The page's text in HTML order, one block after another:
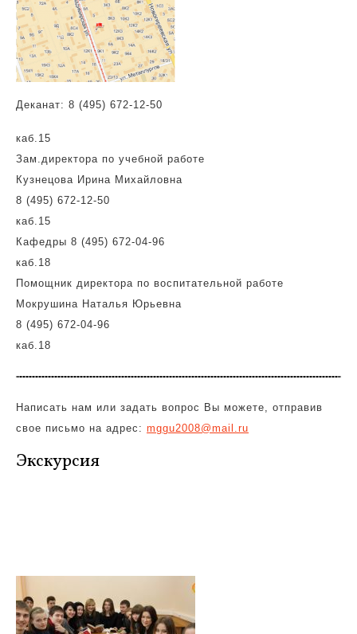
Деканат: 8 (495) 672-12-50
каб.15
Зам.директора по учебной работе
Кузнецова Ирина Михайловна
8 (495) 672-12-50
каб.15
Кафедры 8 (495) 672-04-96
каб.18
Помощник директора по воспитательной работе
Мокрушина Наталья Юрьевна
8 (495) 672-04-96
каб.18
Написать нам или задать вопрос Вы можете, отправив
свое письмо на адрес: mggu2008@mail.ru
Экскурсия